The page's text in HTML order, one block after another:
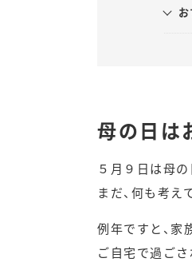
母の日は
５月９日は母の
まだ、何も考え
例年ですと、家
ご自宅で過ご